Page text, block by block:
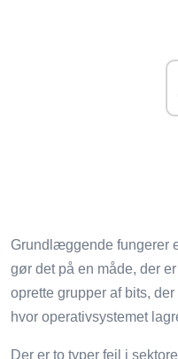
Grundlæggende fungerer
gør det på en måde, der
oprette grupper af bits,
hvor operativsystemet
Der er to typer fejl i